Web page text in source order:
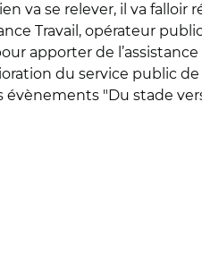
va se relever, il va
Travail, opérateur
apporter de
du service public de
"Du stade